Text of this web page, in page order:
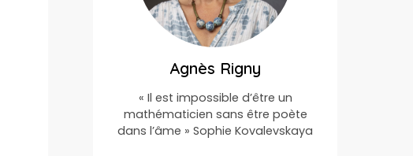
Agnès Rigny
« Il est impossible d’être un
mathématicien sans être poète
dans l’âme » Sophie Kovalevskaya